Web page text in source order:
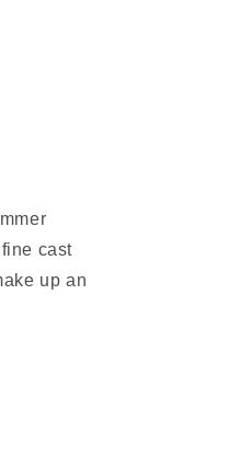
cast
up an